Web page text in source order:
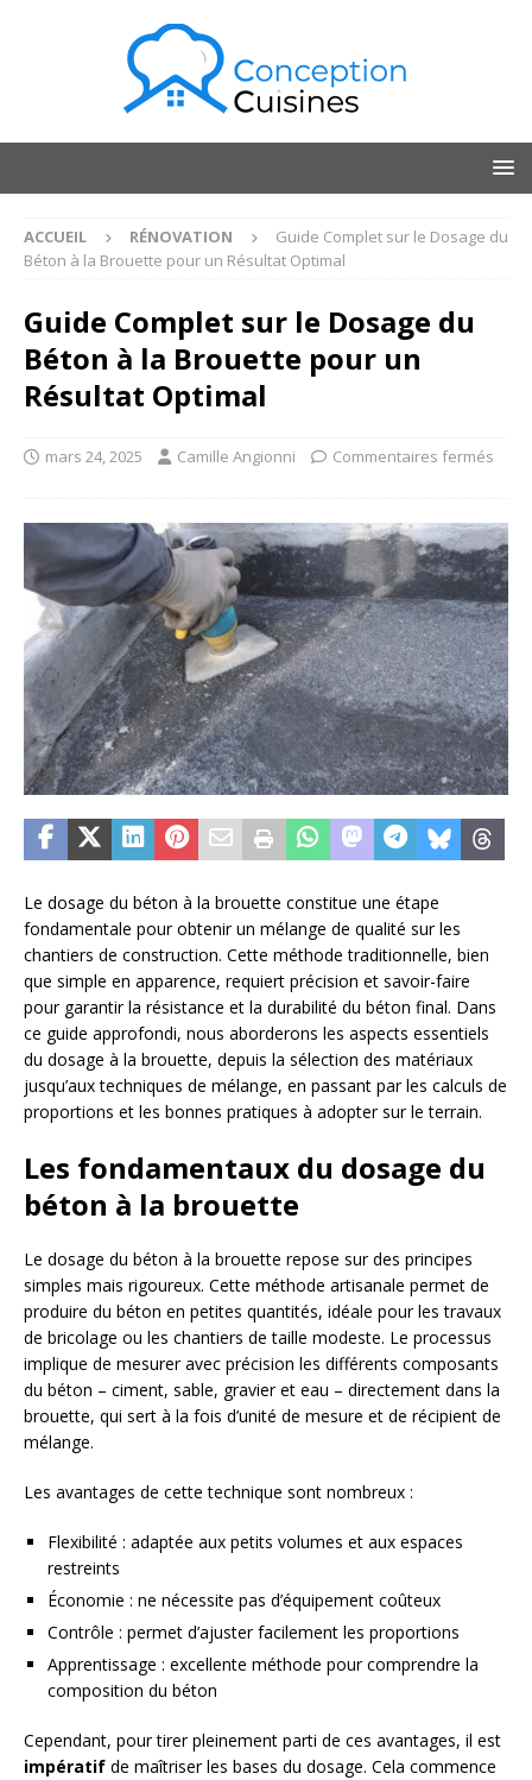
ACCUEIL RÉNOVATION
Guide Complet sur le Dosage du
Béton à la Brouette pour un Résultat Optimal
Guide Complet sur le Dosage du
Béton à la Brouette pour un
Résultat Optimal
mars 24, 2025 Camille Angionni Commentaires fermés
Le dosage du béton à la brouette constitue une étape
fondamentale pour obtenir un mélange de qualité sur les
chantiers de construction. Cette méthode traditionnelle, bien
que simple en apparence, requiert précision et savoir-faire
pour garantir la résistance et la durabilité du béton final. Dans
ce guide approfondi, nous aborderons les aspects essentiels
du dosage à la brouette, depuis la sélection des matériaux
jusqu’aux techniques de mélange, en passant par les calculs de
proportions et les bonnes pratiques à adopter sur le terrain.
Les fondamentaux du dosage du
béton à la brouette
Le dosage du béton à la brouette repose sur des principes
simples mais rigoureux. Cette méthode artisanale permet de
produire du béton en petites quantités, idéale pour les travaux
de bricolage ou les chantiers de taille modeste. Le processus
implique de mesurer avec précision les différents composants
du béton – ciment, sable, gravier et eau – directement dans la
brouette, qui sert à la fois d’unité de mesure et de récipient de
mélange.
Les avantages de cette technique sont nombreux :
Flexibilité : adaptée aux petits volumes et aux espaces
restreints
Économie : ne nécessite pas d’équipement coûteux
Contrôle : permet d’ajuster facilement les proportions
Apprentissage : excellente méthode pour comprendre la
composition du béton
Cependant, pour tirer pleinement parti de ces avantages, il est
impératif de maîtriser les bases du dosage. Cela commence